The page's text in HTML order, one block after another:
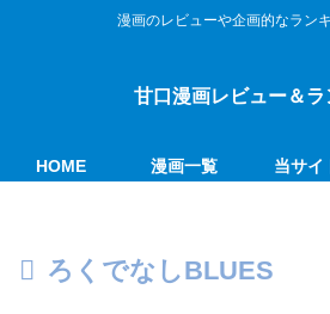
漫画のレビューや企画的なラン
甘口漫画レビュー＆ラ
HOME 漫画一覧 当サイ
ろくでなしBLUES